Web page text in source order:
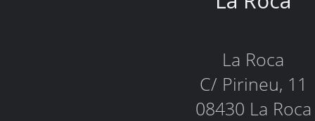
La Roca
C/ Pirineu, 11
08430 La Roca